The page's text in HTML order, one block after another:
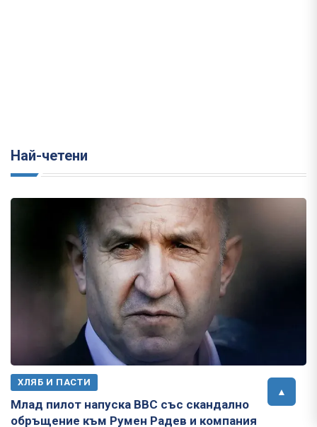
Най-четени
ХЛЯБ И ПАСТИ
Млад пилот напуска ВВС със скандално
обръщение към Румен Радев и компания